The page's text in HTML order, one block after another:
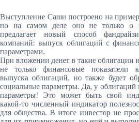
Выступление Саши построено на
но на самом деле оно не только о
предлагает новый способ
компаний: выпуск облигаций с
параметрами.
При вложении денег в такие облигации
не только финансовые показатели
выпуска облигаций, но также будет
социальные параметры. Да, у облигаций
параметры! Это может быть свой
какой-то численный индикатор
для общества. В итоге инвестор не